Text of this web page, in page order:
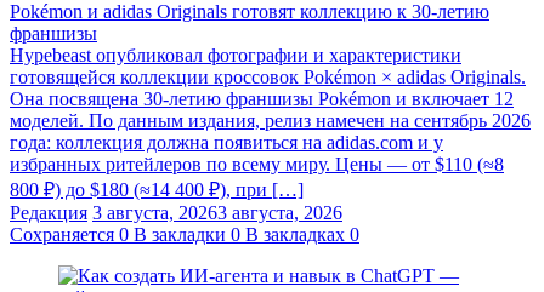
Pokémon и adidas Originals готовят коллекцию к 30-летию
франшизы
Hypebeast опубликовал фотографии и характеристики
готовящейся коллекции кроссовок Pokémon × adidas Originals.
Она посвящена 30-летию франшизы Pokémon и включает 12
моделей. По данным издания, релиз намечен на сентябрь 2026
года: коллекция должна появиться на adidas.com и у
избранных ритейлеров по всему миру. Цены — от $110 (≈8
800 ₽) до $180 (≈14 400 ₽), при […]
Редакция 3 августа, 20263 августа, 2026
Сохраняется 0 В закладки 0 В закладках 0